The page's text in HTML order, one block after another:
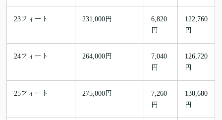
23フィート 231,000円
6,820
円
122,760
円
24フィート 264,000円
7,040
円
126,720
円
25フィート 275,000円
7,260
円
130,680
円